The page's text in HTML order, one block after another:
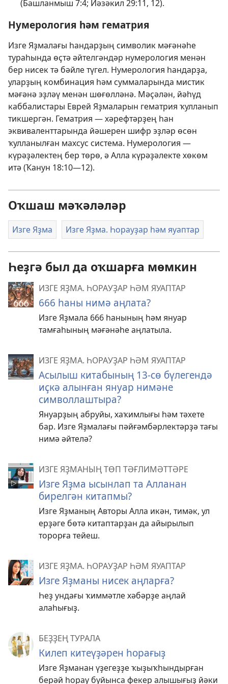
(Башланмыш 7:4; Йәзәкил 29:11, 12).
Нумерология һәм гематрия
Изге Яҙмалағы һандарҙың символик мәғәнәһе
тураһында өҫтә әйтелгәндәр нумерология менән
бер нисек тә бәйле түгел. Нумерология һандарҙа,
уларҙың комбинация һәм суммаларында мистик
мәғәнә эҙләү менән шөғөлләнә. Мәҫәлән, йәһүд
каббалистары Еврей Яҙмаларын гематрия ҡулланып
тикшергән. Гематрия — хәрефтәрҙең һан
эквиваленттарында йәшерен шифр эҙләр өсөн
ҡулланылған махсус система. Нумерология —
күрәҙәлектең бер төрө, ә Алла күрәҙәлекте хөкөм
итә (Ҡанун 18:10—12).
Оҡшаш мәҡәләләр
Изге Яҙма Изге Яҙма. Һорауҙар һәм яуаптар
Һеҙгә был да оҡшарға мөмкин
ИЗГЕ ЯҘМА. ҺОРАУҘАР ҺӘМ ЯУАПТАР
666 һаны нимә аңлата?
Изге Яҙмала 666 һанының һәм януар
тамғаһының мәғәнәһе аңлатыла.
ИЗГЕ ЯҘМА. ҺОРАУҘАР ҺӘМ ЯУАПТАР
Асылыш китабының 13-сө бүлегендә
иҫкә алынған януар нимәне
символлаштыра?
Януарҙың абруйы, хаҡимлығы һәм тәхете
бар. Изге Яҙмалағы пәйғәмбәрлектәрҙә тағы
нимә әйтелә?
ИЗГЕ ЯҘМАНЫҢ ТӨП ТӘҒЛИМӘТТӘРЕ
Изге Яҙма ысынлап та Алланан
бирелгән китапмы?
Изге Яҙманың Авторы Алла икән, тимәк, ул
ерҙәге бөтә китаптарҙан да айырылып
торорға тейеш.
ИЗГЕ ЯҘМА. ҺОРАУҘАР ҺӘМ ЯУАПТАР
Изге Яҙманы нисек аңларға?
Һеҙ ундағы ҡиммәтле хәбәрҙе аңлай
алаһығыҙ.
БЕҘҘЕҢ ТУРАЛА
Килеп китеүҙәрен һорағыҙ
Изге Яҙманан үҙегеҙҙе ҡыҙыҡһындырған
берәй һорау буйынса фекер алышығыҙ йәки